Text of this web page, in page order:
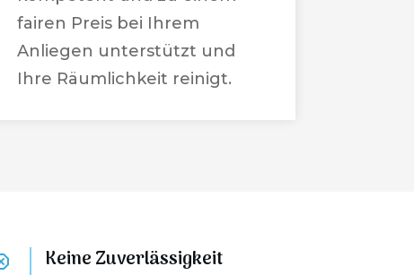
fairen Preis bei Ihrem
Anliegen unterstützt und
Ihre Räumlichkeit reinigt.
Keine Zuverlässigkeit